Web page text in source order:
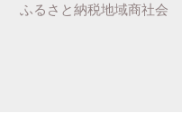
ふるさと納税地域商社会